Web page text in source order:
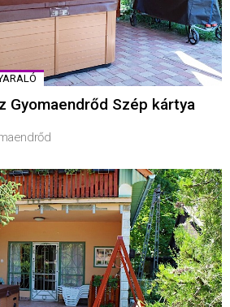
Gyomaendrőd Szép kártya